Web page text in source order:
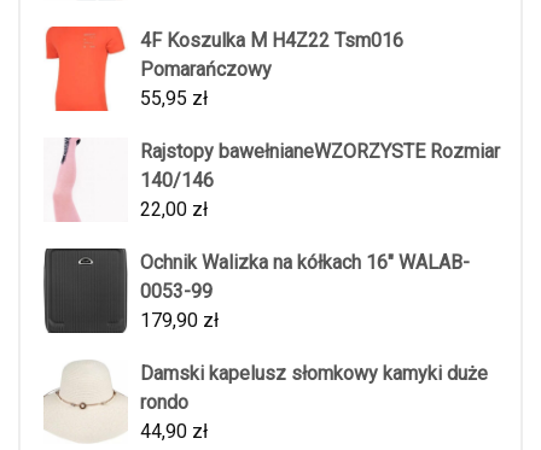
4F Koszulka M H4Z22 Tsm016
Pomarańczowy
55,95 zł
Rajstopy bawełnianeWZORZYSTE Rozmiar
140/146
22,00 zł
Ochnik Walizka na kółkach 16" WALAB-
0053-99
179,90 zł
Damski kapelusz słomkowy kamyki duże
rondo
44,90 zł